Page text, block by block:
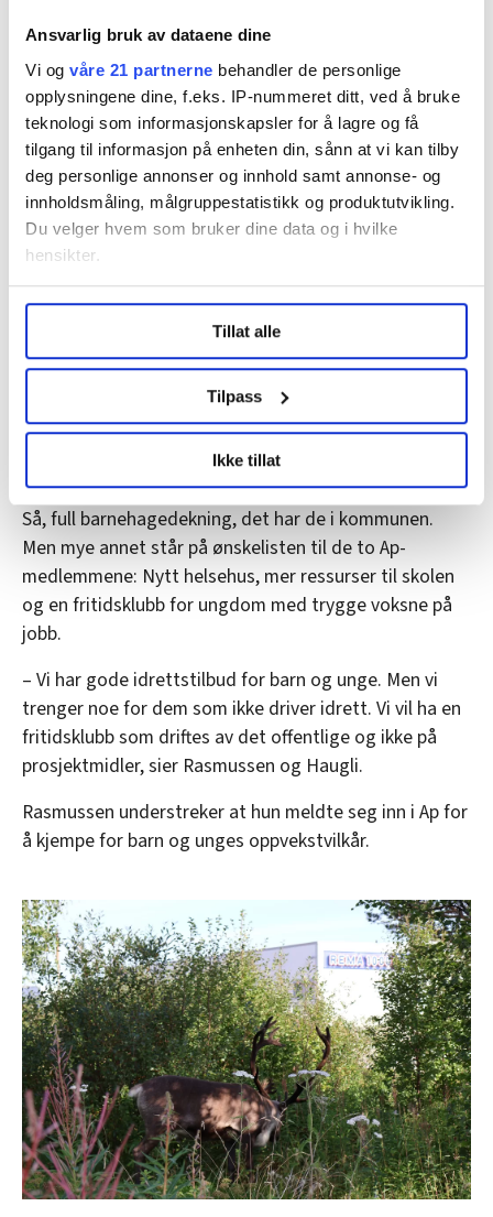
Ansvarlig bruk av dataene dine
Vi og våre 21 partnerne behandler de personlige
opplysningene dine, f.eks. IP-nummeret ditt, ved å bruke
teknologi som informasjonskapsler for å lagre og få
tilgang til informasjon på enheten din, sånn at vi kan tilby
deg personlige annonser og innhold samt annonse- og
innholdsmåling, målgruppestatistikk og produktutvikling.
Du velger hvem som bruker dine data og i hvilke
hensikter.
Undermer infokan du lese om hvordan dine personlige
data behandles og hvordan du kan velge hvordan de skal
brukes. Du kan hele tiden endre eller trekke tilbake ditt
samtykke fra erklæringen om informasjonskapsler.
LO Medias publikasjoner frifagbevegelse.no, hk-nytt.no
og fontene.no bruker informasjonskapsler (cookies) for å
lære hvordan våre nettsider blir brukt slik at vi tilby
relevant innhold, tilpassede annonser og utarbeide
statistikk.
Vi deler bare informasjon om hvordan du bruker
nettstedet med LO Medias egne samarbeidspartnere
innenfor analyse og annonsering. Disse er angitt i
Tillat alle
Tilpass
Ikke tillat
ikke avvikling. Vi merker jo at innbyggertallet går ned.
Det fødes rundt 20 barn i kommunen årlig, mens det
for noen år siden var det dobbelte, sier hun.
Barnevernspedagog Torunn Haugli står som nummer
fem på Aps liste i Porsanger.
Anne Myklebust Odland
Så, full barnehagedekning, det har de i kommunen.
Men mye annet står på ønskelisten til de to Ap-
medlemmene: Nytt helsehus, mer ressurser til skolen
og en fritidsklubb for ungdom med trygge voksne på
jobb.
– Vi har gode idrettstilbud for barn og unge. Men vi
trenger noe for dem som ikke driver idrett. Vi vil ha en
fritidsklubb som driftes av det offentlige og ikke på
prosjektmidler, sier Rasmussen og Haugli.
Rasmussen understreker at hun meldte seg inn i Ap for
å kjempe for barn og unges oppvekstvilkår.